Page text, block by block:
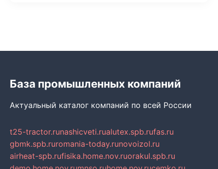
База промышленных компаний
Актуальный каталог компаний по всей России
t25-tractor.runashicveti.rualutex.spb.rufas.ru
gbmk.spb.ruromania-today.runovoizol.ru
airheat-spb.rufisika.home.nov.ruorakul.spb.ru